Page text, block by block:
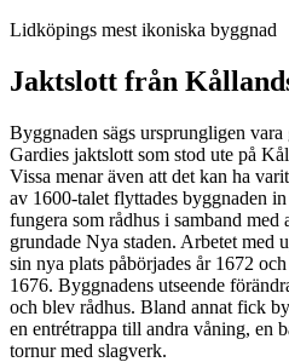
Lidköpings mest ikoniska byggnad
Jaktslott från
Byggnaden sägs ursprungligen
Gardies jaktslott som stod ute på
Vissa menar även att det kan ha
av 1600-talet flyttades byggnaden
fungera som rådhus i samband
grundade Nya staden. Arbetet med
sin nya plats påbörjades år 1672
1676. Byggnadens utseende
och blev rådhus. Bland annat fick
en entrétrappa till andra våning, en
tornur med slagverk.